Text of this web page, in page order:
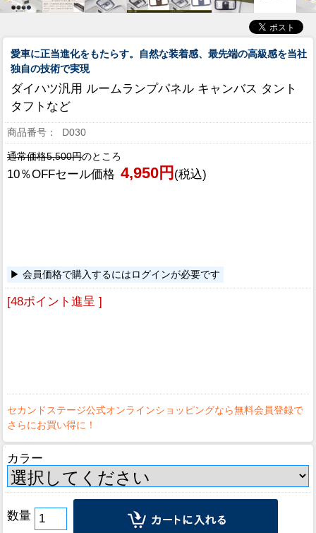
愛車に正当進化をもたらす。自然な装着感、最先端の高級感を当社
独自の技術で実現
ダイハツ汎用 ルームランプパネル キャンバス タント
タフトなど
D030
通常価格5,500円のところ
10％OFFセール価格 4,950円 (税込)
会員価格で購入するにはログインが必要です
[48ポイント進呈 ]
カラー
数量